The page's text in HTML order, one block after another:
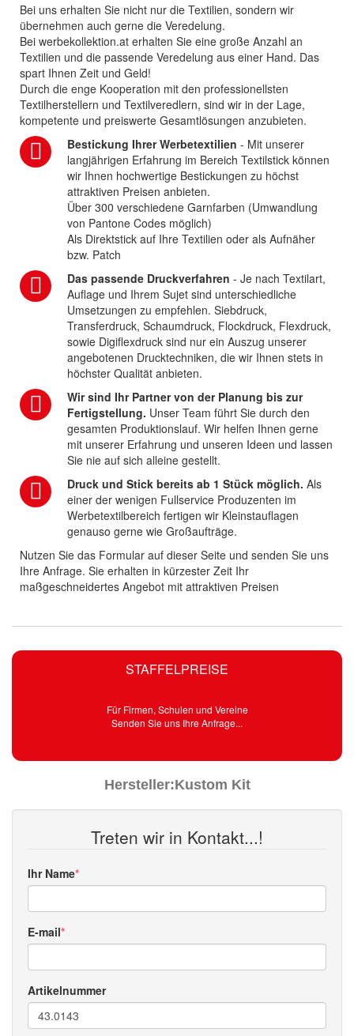
STAFFELPREISE
Für Firmen, Schulen und Vereine
Senden Sie uns Ihre Anfrage...
Hersteller:Kustom Kit
Treten wir in Kontakt...!
Ihr Name
E-mail
Artikelnummer
Bei uns erhalten Sie nicht nur die Textilien, sondern wir
übernehmen auch gerne die Veredelung.
Bei werbekollektion.at erhalten Sie eine große Anzahl an
Textilien und die passende Veredelung aus einer Hand. Das
spart Ihnen Zeit und Geld!
Durch die enge Kooperation mit den professionellsten
Textilherstellern und Textilveredlern, sind wir in der Lage,
kompetente und preiswerte Gesamtlösungen anzubieten.
Bestickung Ihrer Werbetextilien - Mit unserer
langjährigen Erfahrung im Bereich Textilstick können
wir Ihnen hochwertige Bestickungen zu höchst
attraktiven Preisen anbieten.
Über 300 verschiedene Garnfarben (Umwandlung
von Pantone Codes möglich)
Als Direktstick auf Ihre Textilien oder als Aufnäher
bzw. Patch
Das passende Druckverfahren - Je nach Textilart,
Auflage und Ihrem Sujet sind unterschiedliche
Umsetzungen zu empfehlen. Siebdruck,
Transferdruck, Schaumdruck, Flockdruck, Flexdruck,
sowie Digiflexdruck sind nur ein Auszug unserer
angebotenen Drucktechniken, die wir Ihnen stets in
höchster Qualität anbieten.
Wir sind Ihr Partner von der Planung bis zur
Fertigstellung. Unser Team führt Sie durch den
gesamten Produktionslauf. Wir helfen Ihnen gerne
mit unserer Erfahrung und unseren Ideen und lassen
Sie nie auf sich alleine gestellt.
Druck und Stick bereits ab 1 Stück möglich. Als
einer der wenigen Fullservice Produzenten im
Werbetextilbereich fertigen wir Kleinstauflagen
genauso gerne wie Großaufträge.
Nutzen Sie das Formular auf dieser Seite und senden Sie uns
Ihre Anfrage. Sie erhalten in kürzester Zeit Ihr
maßgeschneidertes Angebot mit attraktiven Preisen